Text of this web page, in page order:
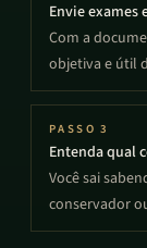
Envie exames
Com a
objetiva e útil
PASSO3
Entenda qual
Você sai
conservador